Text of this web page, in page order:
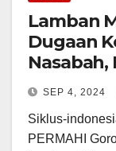
Lamban
Dugaan
Nasabah,
Copot
SEP 4, 2024
Siklus-
PERMAHI